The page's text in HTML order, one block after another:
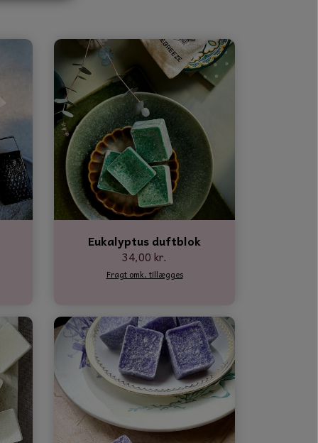
Eukalyptus duftblok
34,00 kr.
Fragt omk. tillægges